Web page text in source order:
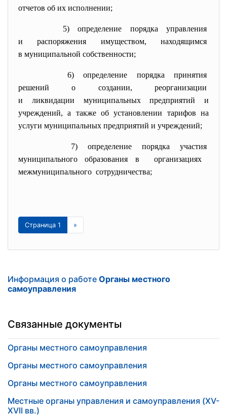
отчетов об их исполнении;
5) определение порядка управления
и распоряжения имуществом, находящимся
в муниципальной собственности;
6) определение порядка принятия
решений о создании, реорганизации
и ликвидации муниципальных предприятий и
учреждений, а также об установлении тарифов на
услуги муниципальных предприятий и учреждений;
7) определение порядка участия
муниципального образования в организациях
межмуниципального сотрудничества;
Страница 1 »
Информация о работе Органы местного
самоуправления
Связанные документы
Органы местного самоуправления
Органы местного самоуправления
Органы местного самоуправления
Местные органы управления и самоуправления (XV-
XVII вв.)